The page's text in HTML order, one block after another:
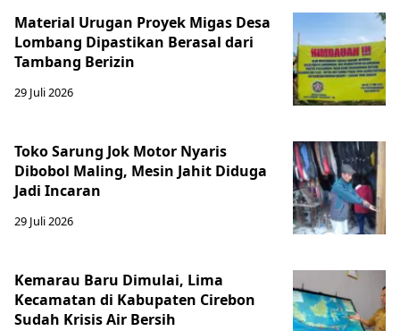
Material Urugan Proyek Migas Desa
Lombang Dipastikan Berasal dari
Tambang Berizin
29 Juli 2026
Toko Sarung Jok Motor Nyaris
Dibobol Maling, Mesin Jahit Diduga
Jadi Incaran
29 Juli 2026
Kemarau Baru Dimulai, Lima
Kecamatan di Kabupaten Cirebon
Sudah Krisis Air Bersih